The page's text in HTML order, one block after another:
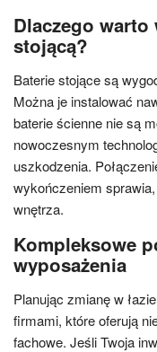
Dlaczego
stojącą?
Baterie stojące są
Można je instalować
baterie ścienne nie są
nowoczesnym
uszkodzenia.
wykończeniem
wnętrza.
Kompleksowe
wyposażenia
Planując zmianę w
firmami, które oferują
fachowe. Jeśli Twoja